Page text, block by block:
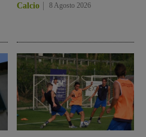
Calcio 8 Agosto 2026